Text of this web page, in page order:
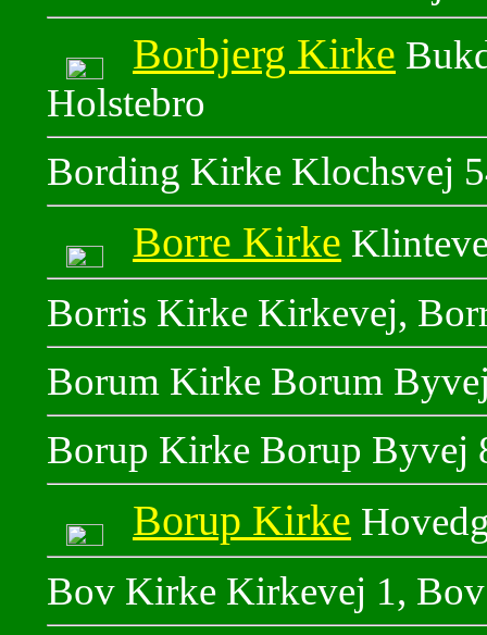
Borbjerg Kirke
Holstebro
Bording Kirke Klochsvej
Borre Kirke
Borris Kirke Kirkevej,
Borum Kirke Borum
Borup Kirke Borup Byvej
Borup Kirke
Bov Kirke Kirkevej 1,